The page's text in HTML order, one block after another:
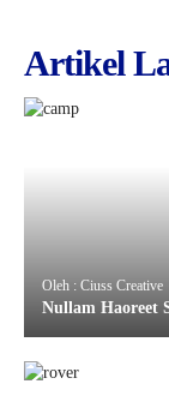
Artikel
Oleh : Ciuss Creative
Nullam Haoreet